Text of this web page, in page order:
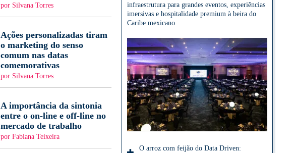
por Silvana Torres
Ações personalizadas tiram
o marketing do senso
comum nas datas
comemorativas
por Silvana Torres
A importância da sintonia
entre o on-line e off-line no
mercado de trabalho
por Fabiana Teixeira
infraestrutura para grandes eventos, experiências
imersivas e hospitalidade premium à beira do
Caribe mexicano
O arroz com feijão do Data Driven: